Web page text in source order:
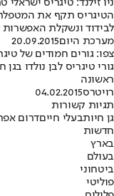
ניו זילנד: טיגריס
הטיגריס תקף את המטפלת
לבידוד ונשקלת האפשרות
מערכת היום20.09.2015
צפו: גורים חמודים של
גורי טיגריס לבן נולדו
ראשונה
רויטרס04.02.2015
תגיות קשורות
גן חיותבעלי חייםדרום
חדשות
בארץ
בעולם
ביטחוני
פוליטי